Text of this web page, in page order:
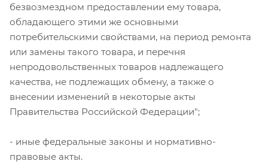
безвозмездном предоставлении ему товара,
обладающего этими же основными
потребительскими свойствами, на период ремонта
или замены такого товара, и перечня
непродовольственных товаров надлежащего
качества, не подлежащих обмену, а также о
внесении изменений в некоторые акты
Правительства Российской Федерации";
- иные федеральные законы и нормативно-
правовые акты.